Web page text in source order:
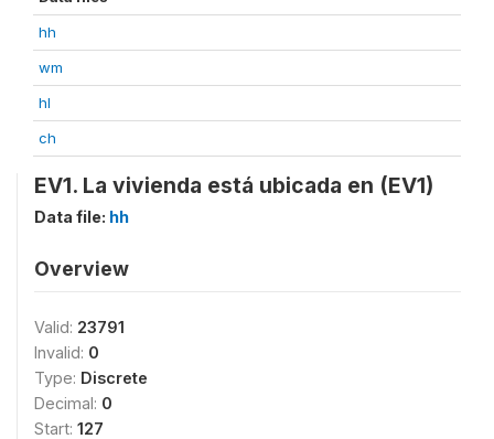
hh
wm
hl
ch
EV1. La vivienda está ubicada en (EV1)
Data file: hh
Overview
Valid: 23791
Invalid: 0
Type: Discrete
Decimal: 0
Start: 127